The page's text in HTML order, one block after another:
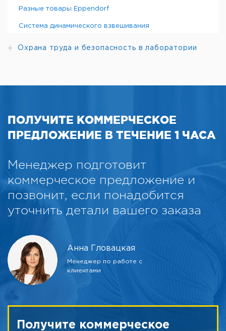
Разные товары Eppendorf
Система динамического взвешивания
Охрана труда и безопасность в лаборатории
ПОЛУЧИТЕ КОММЕРЧЕСКОЕ
ПРЕДЛОЖЕНИЕ В ТЕЧЕНИЕ 1 ЧАСА
Менеджер подготовит
коммерческое предложение и
позвонит, если понадобится
уточнить детали вашего заказа
Анна Гловацкая
Менеджер по работе с
клиентами
Получите коммерческое